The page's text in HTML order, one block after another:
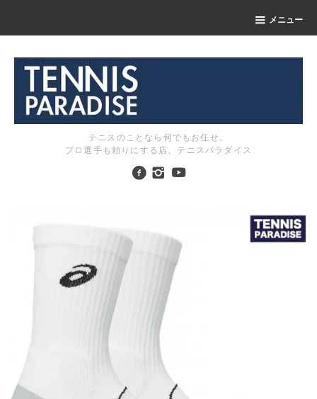
メニュー
テニスのことなら何でもお任せ。
プロ選手も頼りにする店、テニスパラダイス